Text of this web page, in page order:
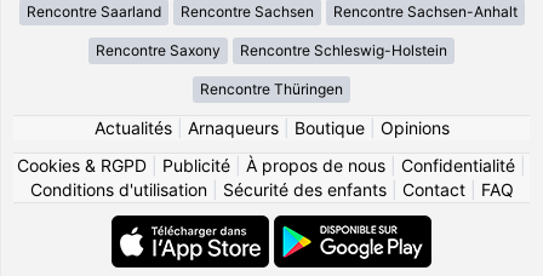
Rencontre Saarland Rencontre Sachsen Rencontre Sachsen-Anhalt
Rencontre Saxony Rencontre Schleswig-Holstein
Rencontre Thüringen
Actualités| Arnaqueurs| Boutique| Opinions
Cookies & RGPD
Publicité À propos de nous Confidentialité
Conditions d'utilisation| Sécurité des enfants| Contact| FAQ